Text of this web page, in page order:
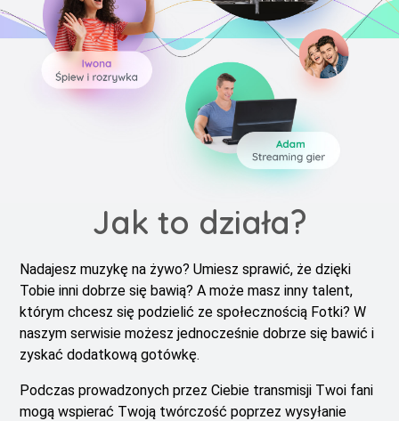
Jak to działa?
Nadajesz muzykę na żywo? Umiesz sprawić, że dzięki
Tobie inni dobrze się bawią? A może masz inny talent,
którym chcesz się podzielić ze społecznością Fotki? W
naszym serwisie możesz jednocześnie dobrze się bawić i
zyskać dodatkową gotówkę.
Podczas prowadzonych przez Ciebie transmisji Twoi fani
mogą wspierać Twoją twórczość poprzez wysyłanie